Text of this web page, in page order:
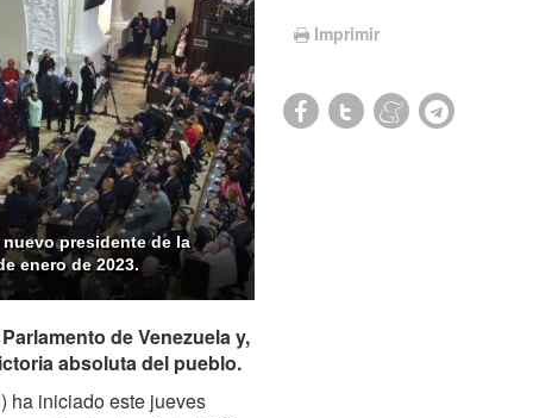
presidente de la
enero de 2023.
Imprimir
de Venezuela y,
absoluta del pueblo.
ha iniciado este jueves